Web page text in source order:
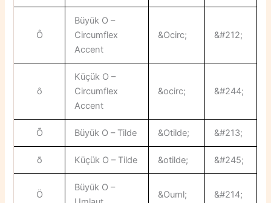
Ô
Büyük O –
Circumflex
Accent
&Ocirc; &#212;
ô
Küçük O –
Circumflex
Accent
&ocirc; &#244;
Õ Büyük O – Tilde &Otilde; &#213;
õ Küçük O – Tilde &otilde; &#245;
Ö
Büyük O –
&Ouml; &#214;